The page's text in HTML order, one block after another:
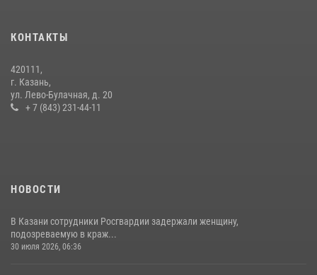
В Казани Росгвардия приняла участие в обеспечении безопасности
крестного хода и освящения храма
22 июля 2026, 07:41
КОНТАКТЫ
420111,
г. Казань,
ул. Лево-Булачная, д. 20
+ 7 (843) 231-44-11
НОВОСТИ
В Казани сотрудники Росгвардии задержали женщину,
подозреваемую в краж...
30 июля 2026, 06:36